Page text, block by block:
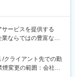
能性があるPJTも紹
ある50代の方のご支
ムゾーン。プロジェ
ービスを提供する
ならではの豊富なキ
/クライアント先での勤
変更の範囲：会社の